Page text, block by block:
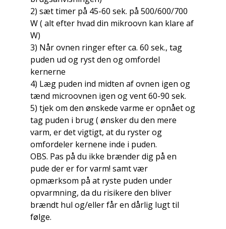
2) sæt timer på 45-60 sek. på 500/600/700
W ( alt efter hvad din mikroovn kan klare af
W)
3) Når ovnen ringer efter ca. 60 sek., tag
puden ud og ryst den og omfordel
kernerne
4) Læg puden ind midten af ovnen igen og
tænd microovnen igen og vent 60-90 sek.
5) tjek om den ønskede varme er opnået og
tag puden i brug ( ønsker du den mere
varm, er det vigtigt, at du ryster og
omfordeler kernene inde i puden.
OBS. Pas på du ikke brænder dig på en
pude der er for varm! samt vær
opmærksom på at ryste puden under
opvarmning, da du risikere den bliver
brændt hul og/eller får en dårlig lugt til
følge.